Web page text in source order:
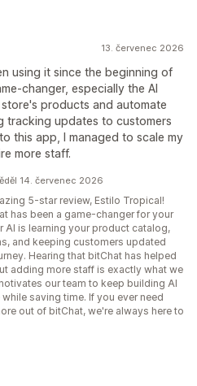
13. červenec 2026
using it since the beginning of
changer, especially the AI
products and automate
tracking updates to customers
this app, I managed to scale my
more staff.
14. červenec 2026
5-star review, Estilo Tropical!
has been a game-changer for your
AI is learning your product catalog,
and keeping customers updated
Hearing that bitChat has helped
adding more staff is exactly what we
our team to keep building AI
saving time. If you ever need
out of bitChat, we're always here to